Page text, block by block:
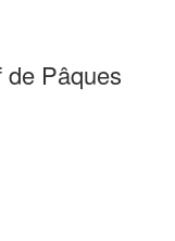
Pâques